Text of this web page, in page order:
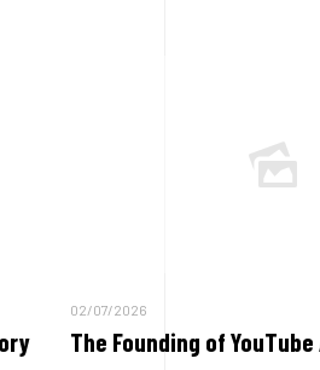
02/07/2026
The Founding of